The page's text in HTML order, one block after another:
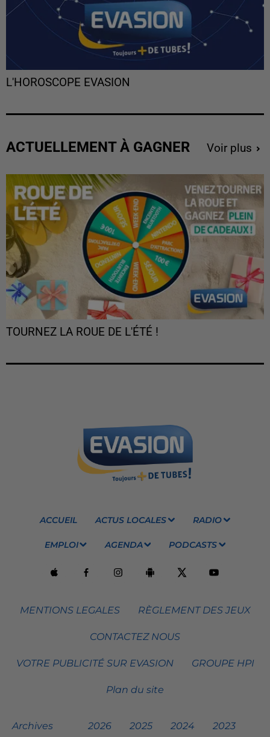
L'HOROSCOPE EVASION
ACTUELLEMENT À GAGNER Voir plus
TOURNEZ LA ROUE DE L'ÉTÉ !
ACCUEIL ACTUS LOCALES RADIO
EMPLOI AGENDA PODCASTS
MENTIONS LEGALES RÈGLEMENT DES JEUX
CONTACTEZ NOUS
VOTRE PUBLICITÉ SUR EVASION GROUPE HPI
Plan du site
Archives 2026 2025 2024 2023